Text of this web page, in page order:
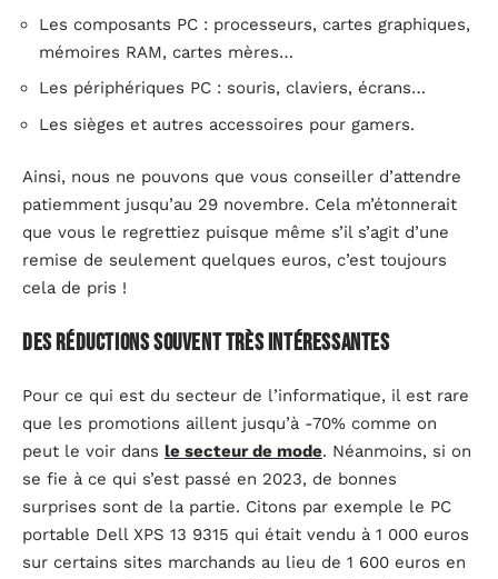
Les composants PC : processeurs, cartes graphiques,
mémoires RAM, cartes mères…
Les périphériques PC : souris, claviers, écrans…
Les sièges et autres accessoires pour gamers.
Ainsi, nous ne pouvons que vous conseiller d’attendre
patiemment jusqu’au 29 novembre. Cela m’étonnerait
que vous le regrettiez puisque même s’il s’agit d’une
remise de seulement quelques euros, c’est toujours
cela de pris !
Des réductions souvent très intéressantes
Pour ce qui est du secteur de l’informatique, il est rare
que les promotions aillent jusqu’à -70% comme on
peut le voir dans le secteur de mode. Néanmoins, si on
se fie à ce qui s’est passé en 2023, de bonnes
surprises sont de la partie. Citons par exemple le PC
portable Dell XPS 13 9315 qui était vendu à 1 000 euros
sur certains sites marchands au lieu de 1 600 euros en